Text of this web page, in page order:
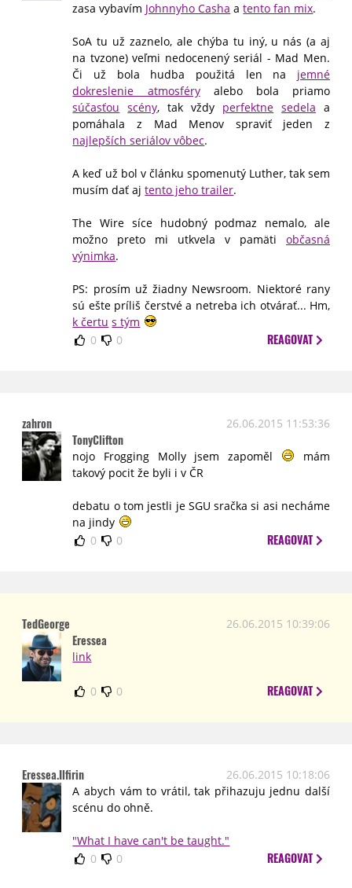
zasa vybavím Johnnyho Casha atento fan mix.
SoA tu už zaznelo, ale chýba tu iný, u nás (a aj
na tvzone) veľmi nedocenený seriál - Mad Men.
Či už bola hudba použitá len na jemné
dokreslenie atmosféryalebo bola priamo
súčasťou scény, tak vždy perfektne sedela a
pomáhala z Mad Menov spraviť jeden z
najlepších seriálov vôbec.
A keď už bol v článku spomenutý Luther, tak sem
musím dať ajtento jeho trailer.
The Wire síce hudobný podmaz nemalo, ale
možno preto mi utkvela v pamäti občasná
výnimka.
PS: prosím už žiadny Newsroom. Niektoré rany
sú ešte príliš čerstvé a netreba ich otvárať... Hm,
k čertu s tým
0
0 REAGOVAT
zahron 26.06.2015 11:53:36
TonyClifton
nojo Frogging Molly jsem zapoměl
mám
takový pocit že byli i v ČR
debatu o tom jestli je SGU sračka si asi necháme
na jindy
0
0 REAGOVAT
TedGeorge 26.06.2015 10:39:06
Eressea
link
0 0 REAGOVAT
Eressea.Ilfirin
26.06.2015 10:18:06
A abych vám to vrátil, tak přihazuju jednu další
scénu do ohně.
"What I have can't be taught."
0
0 REAGOVAT